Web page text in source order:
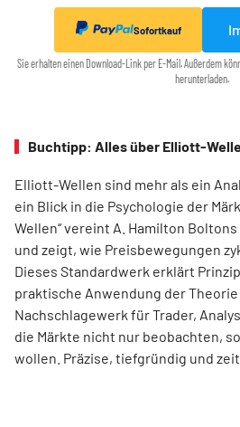
Sofortkauf
Sie erhalten einen Download-Link per E-Mail. Außerdem
herunterladen.
Buchtipp: Alles über Elliott-
Elliott-Wellen sind mehr als ein
ein Blick in die Psychologie der
Wellen“ vereint A. Hamilton
und zeigt, wie Preisbewegungen
Dieses Standardwerk erklärt
praktische Anwendung der
Nachschlagewerk für Trader,
die Märkte nicht nur beobachten,
wollen. Präzise, tiefgründig und